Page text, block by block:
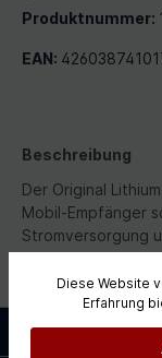
Produktnummer:
EAN:
Beschreibung
Der Original
Mobil-Empfänger
Stromversorgung
Service-Hotline
Diese Website
Erfahrung